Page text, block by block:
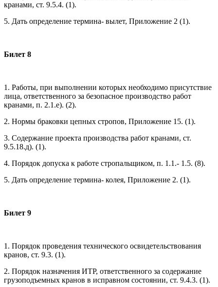
кранами, ст. 9.5.4. (1).
5. Дать определение термина- вылет, Приложение 2 (1).
Билет 8
1. Работы, при выполнении которых необходимо присутствие
лица, ответственного за безопасное производство работ
кранами, п. 2.1.е). (2).
2. Нормы браковки цепных стропов, Приложение 15. (1).
3. Содержание проекта производства работ кранами, ст.
9.5.18.д). (1).
4. Порядок допуска к работе стропальщиком, п. 1.1.- 1.5. (8).
5. Дать определение термина- колея, Приложение 2. (1).
Билет 9
1. Порядок проведения технического освидетельствования
кранов, ст. 9.3. (1).
2. Порядок назначения ИТР, ответственного за содержание
грузоподъемных кранов в исправном состоянии, ст. 9.4.3. (1).